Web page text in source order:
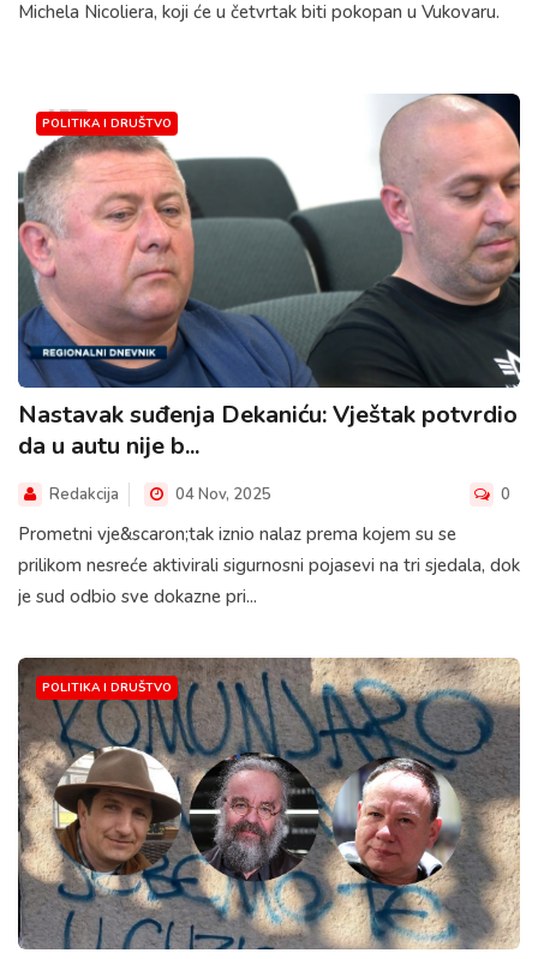
Michela Nicoliera, koji će u četvrtak biti pokopan u Vukovaru.
POLITIKA I DRUŠTVO
Nastavak suđenja Dekaniću: Vještak potvrdio
da u autu nije b...
Redakcija 04 Nov, 2025 0
Prometni vje&scaron;tak iznio nalaz prema kojem su se
prilikom nesreće aktivirali sigurnosni pojasevi na tri sjedala, dok
je sud odbio sve dokazne pri...
POLITIKA I DRUŠTVO